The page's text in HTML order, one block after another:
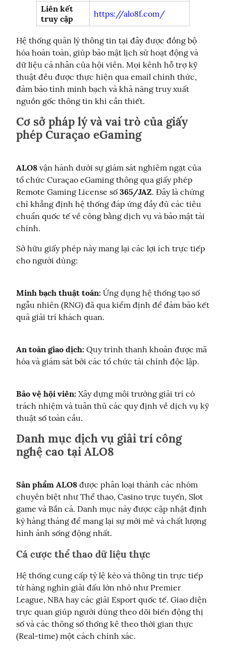
Liên kết
truy cập
https://alo8f.com/
Hệ thống quản lý thông tin tại đây được đồng bộ
hóa hoàn toàn, giúp bảo mật lịch sử hoạt động và
dữ liệu cá nhân của hội viên. Mọi kênh hỗ trợ kỹ
thuật đều được thực hiện qua email chính thức,
đảm bảo tính minh bạch và khả năng truy xuất
nguồn gốc thông tin khi cần thiết.
Cơ sở pháp lý và vai trò của giấy
phép Curaçao eGaming
ALO8 vận hành dưới sự giám sát nghiêm ngặt của
tổ chức Curaçao eGaming thông qua giấy phép
Remote Gaming License số 365/JAZ. Đây là chứng
chỉ khẳng định hệ thống đáp ứng đầy đủ các tiêu
chuẩn quốc tế về công bằng dịch vụ và bảo mật tài
chính.
Sở hữu giấy phép này mang lại các lợi ích trực tiếp
cho người dùng:
Minh bạch thuật toán: Ứng dụng hệ thống tạo số
ngẫu nhiên (RNG) đã qua kiểm định để đảm bảo kết
quả giải trí khách quan.
An toàn giao dịch: Quy trình thanh khoản được mã
hóa và giám sát bởi các tổ chức tài chính độc lập.
Bảo vệ hội viên: Xây dựng môi trường giải trí có
trách nhiệm và tuân thủ các quy định về dịch vụ kỹ
thuật số toàn cầu.
Danh mục dịch vụ giải trí công
nghệ cao tại ALO8
Sản phẩm ALO8 được phân loại thành các nhóm
chuyên biệt như Thể thao, Casino trực tuyến, Slot
game và Bắn cá. Danh mục này được cập nhật định
kỳ hàng tháng để mang lại sự mới mẻ và chất lượng
hình ảnh sống động nhất.
Cá cược thể thao dữ liệu thực
Hệ thống cung cấp tỷ lệ kèo và thông tin trực tiếp
từ hàng nghìn giải đấu lớn nhỏ như Premier
League, NBA hay các giải Esport quốc tế. Giao diện
trực quan giúp người dùng theo dõi biến động thị
số và các thông số thống kê theo thời gian thực
(Real-time) một cách chính xác.